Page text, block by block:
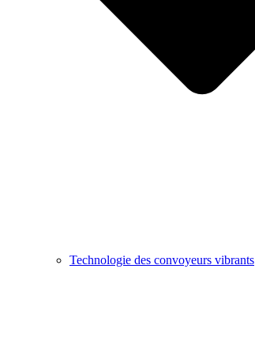
Technologie des convoyeurs vibrants